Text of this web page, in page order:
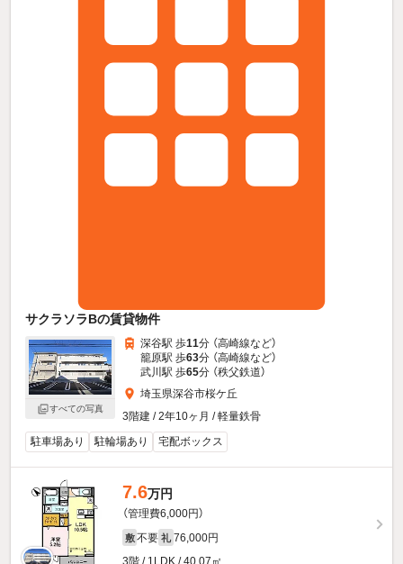
サクラソラBの賃貸物件
すべての写真
深谷駅 歩11分 （高崎線など）
籠原駅 歩63分 （高崎線など）
武川駅 歩65分 （秩父鉄道）
埼玉県深谷市桜ケ丘
3階建 / 2年10ヶ月 / 軽量鉄骨
駐車場あり
駐輪場あり 宅配ボックス
7.6万円
（管理費6,000円）
敷 不要 礼 76,000円
3階 / 1LDK / 40.07㎡